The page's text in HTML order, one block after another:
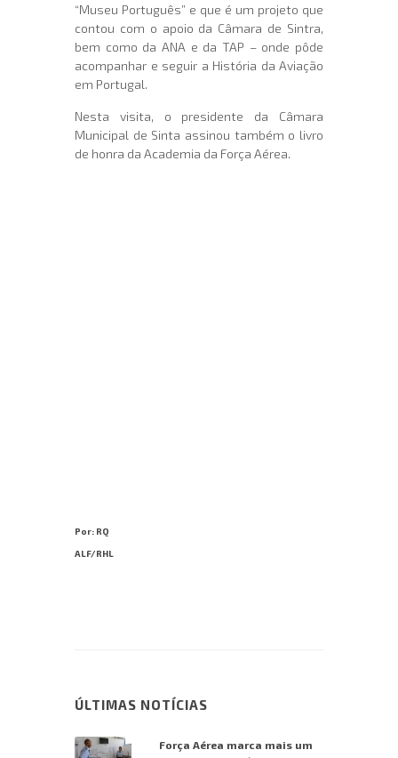
“Museu Português” e que é um projeto que
contou com o apoio da Câmara de Sintra,
bem como da ANA e da TAP – onde pôde
acompanhar e seguir a História da Aviação
em Portugal.
Nesta visita, o presidente da Câmara
Municipal de Sinta assinou também o livro
de honra da Academia da Força Aérea.
Por: RQ
ALF/RHL
ÚLTIMAS NOTÍCIAS
Força Aérea marca mais um